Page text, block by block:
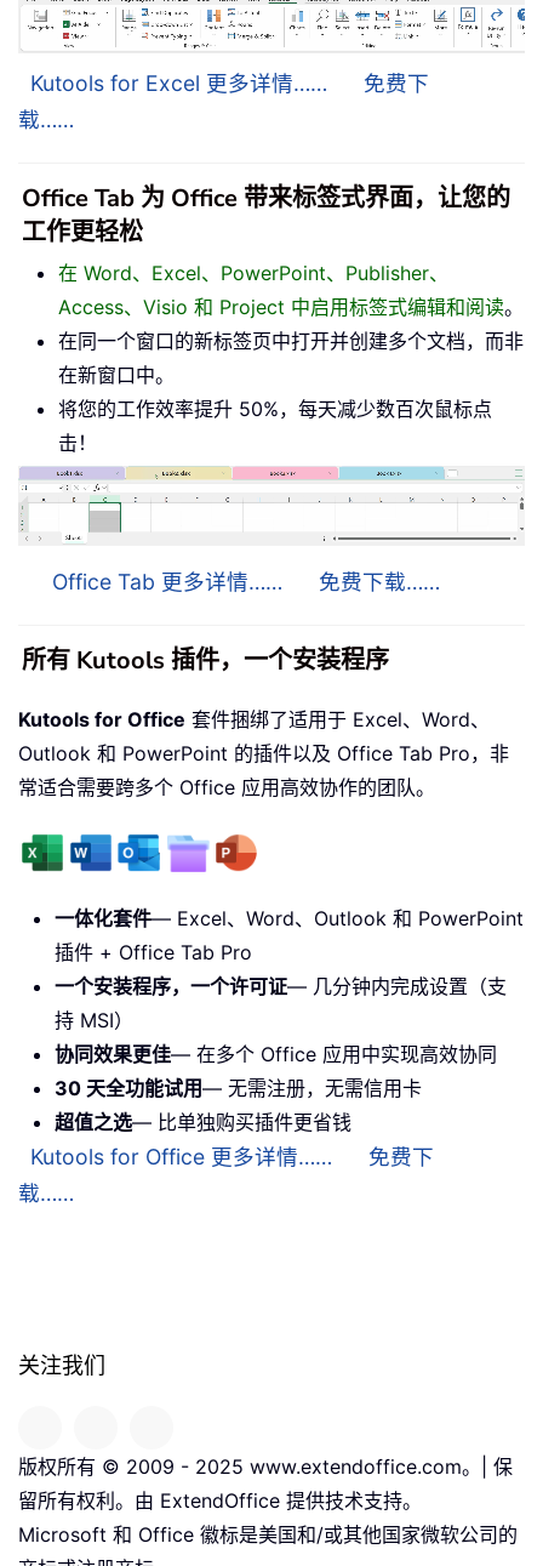
Kutools for Excel 更多详情……
免费下
载……
Office Tab 为 Office 带来标签式界面，让您的
工作更轻松
在 Word、Excel、PowerPoint、Publisher、
Access、Visio 和 Project 中启用标签式编辑和阅读。
在同一个窗口的新标签页中打开并创建多个文档，而非
在新窗口中。
将您的工作效率提升 50%，每天减少数百次鼠标点
击！
Office Tab 更多详情…… 免费下载……
所有 Kutools 插件，一个安装程序
Kutools for Office 套件捆绑了适用于 Excel、Word、
Outlook 和 PowerPoint 的插件以及 Office Tab Pro，非
常适合需要跨多个 Office 应用高效协作的团队。
一体化套件— Excel、Word、Outlook 和 PowerPoint
插件 + Office Tab Pro
一个安装程序，一个许可证— 几分钟内完成设置（支
持 MSI）
协同效果更佳— 在多个 Office 应用中实现高效协同
30 天全功能试用— 无需注册，无需信用卡
超值之选— 比单独购买插件更省钱
Kutools for Office 更多详情……
免费下
载……
关注我们
版权所有 © 2009 - 2025 www.extendoffice.com。| 保
留所有权利。由 ExtendOffice 提供技术支持。
Microsoft 和 Office 徽标是美国和/或其他国家微软公司的